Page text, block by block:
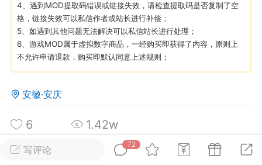
作弊模组的发布规范近期收到一些信息
作弊模组在联机服务器使用,为了维护游
环境，中文网特此发布以下声明，规范
模组的发布行为：1. *...
大人
Lv.8
写评论
72
4、遇到MOD提取码错误或链接失效，请检查提取码是否复制了空
格，链接失效可以私信作者或站长进行补偿；
5、如遇到其他问题无法解决可以私信站长进行处理；
6、游戏MOD属于虚拟数字商品，一经购买即获得了内容，原则上
不允许申请退款，购买即默认同意上述规则；
安徽·安庆
6 1.42w